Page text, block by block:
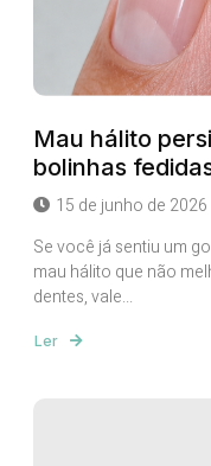
Mau hálito
bolinhas
15 de junho de 2026
Se você já sentiu um
mau hálito que não
dentes, vale...
Ler